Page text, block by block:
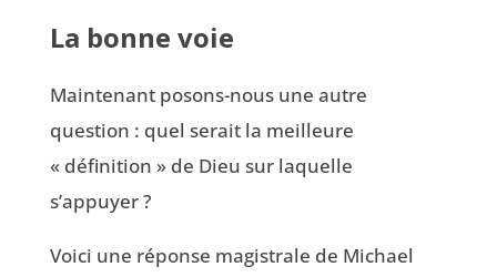
La bonne voie
Maintenant posons-nous une autre
question : quel serait la meilleure
« définition » de Dieu sur laquelle
s’appuyer ?
Voici une réponse magistrale de Michael